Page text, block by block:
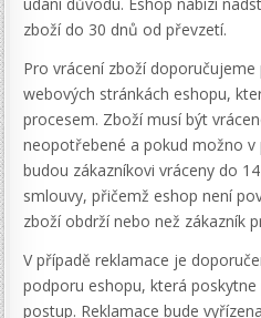
zboží do 30 dnů od převzetí.
Pro vrácení zboží
webových stránkách eshopu,
procesem. Zboží musí být
neopotřebené a pokud možno v
budou zákazníkovi vráceny do
smlouvy, přičemž eshop není
zboží obdrží nebo než zákazník
V případě reklamace je
podporu eshopu, která
postup. Reklamace bude